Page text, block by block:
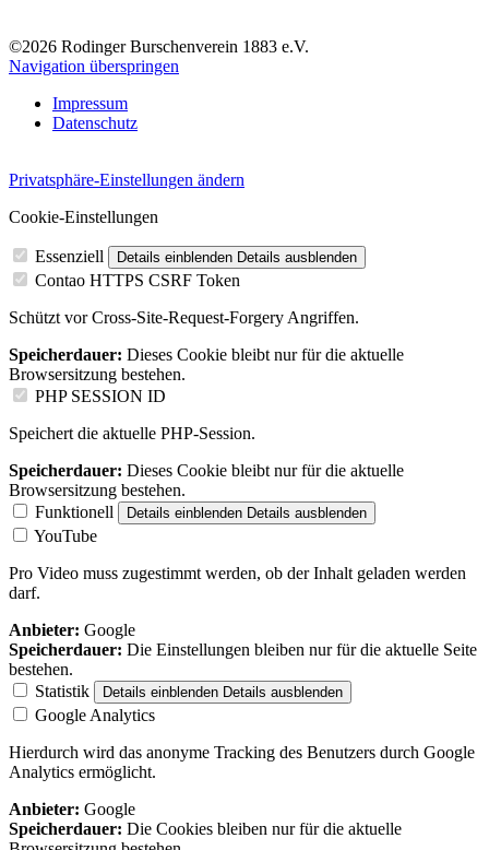
©2026 Rodinger Burschenverein 1883 e.V.
Navigation überspringen
Impressum
Datenschutz
Privatsphäre-Einstellungen ändern
Cookie-Einstellungen
Essenziell Details einblenden Details ausblenden
Contao HTTPS CSRF Token
Schützt vor Cross-Site-Request-Forgery Angriffen.
Speicherdauer: Dieses Cookie bleibt nur für die aktuelle
Browsersitzung bestehen.
PHP SESSION ID
Speichert die aktuelle PHP-Session.
Speicherdauer: Dieses Cookie bleibt nur für die aktuelle
Browsersitzung bestehen.
Funktionell
Details einblenden Details ausblenden
YouTube
Pro Video muss zugestimmt werden, ob der Inhalt geladen werden
darf.
Anbieter: Google
Speicherdauer: Die Einstellungen bleiben nur für die aktuelle Seite
bestehen.
Statistik
Details einblenden Details ausblenden
Google Analytics
Hierdurch wird das anonyme Tracking des Benutzers durch Google
Analytics ermöglicht.
Anbieter: Google
Speicherdauer: Die Cookies bleiben nur für die aktuelle